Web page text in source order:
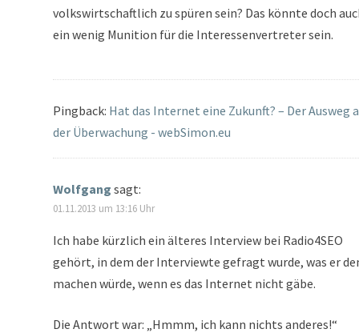
volkswirtschaftlich zu spüren sein? Das könnte doch
ein wenig Munition für die Interessenvertreter sein.
Pingback: Hat das Internet eine Zukunft? – Der Ausweg
der Überwachung - webSimon.eu
Wolfgang sagt:
01.11.2013 um 13:16 Uhr
Ich habe kürzlich ein älteres Interview bei Radio4SEO
gehört, in dem der Interviewte gefragt wurde, was er
machen würde, wenn es das Internet nicht gäbe.
Die Antwort war: „Hmmm, ich kann nichts anderes!“